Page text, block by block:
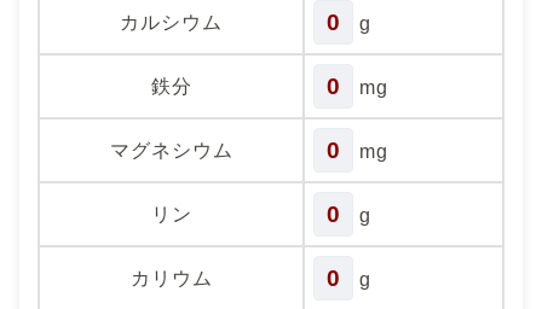
カルシウム 0 g
鉄分 0 mg
マグネシウム 0 mg
リン 0 g
カリウム 0 g